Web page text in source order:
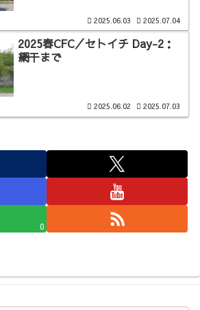
2025.06.03 2025.07.04
2025春CFC／セトイチ Day-2：
網干まで
2025.06.02 2025.07.03
0